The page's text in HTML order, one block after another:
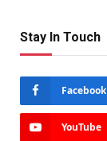
Stay In Touch
Facebook
YouTube